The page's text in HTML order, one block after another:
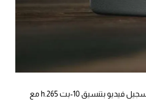
كما يأتي Xiaomi 12S Ultra بميزة تسجيل فيديو Dolby Vision HDR، وتسجيل فيديو بتنسيق 10-بت h.265 مع